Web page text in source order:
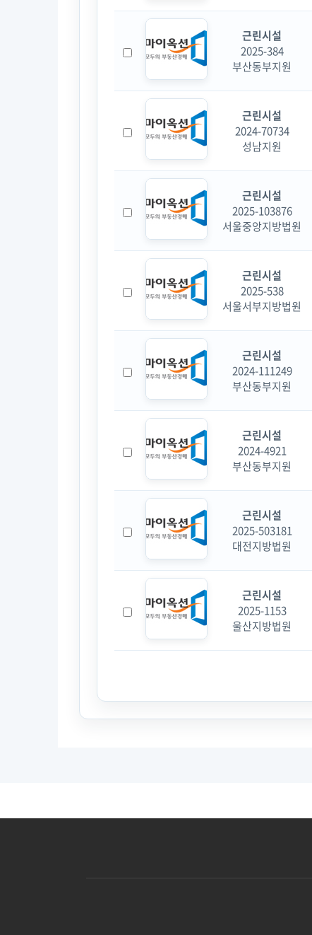
근린시설
2025-384
부산동부지원
근린시설
2024-70734
성남지원
근린시설
2025-103876
서울중앙지방법원
근린시설
2025-538
서울서부지방법원
근린시설
2024-111249
부산동부지원
근린시설
2024-4921
부산동부지원
근린시설
2025-503181
대전지방법원
근린시설
2025-1153
울산지방법원